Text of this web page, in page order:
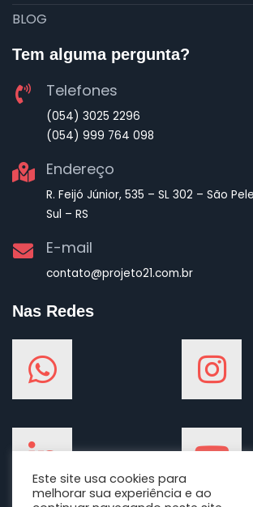
BLOG
Tem alguma pergunta?
Telefones
(054) 3025 2296
(054) 999 764 098
Endereço
R. Feijó Júnior, 535 – SL 302 – São
Sul – RS
E-mail
contato@projeto21.com.br
Nas Redes
Este site usa cookies para
melhorar sua experiência e ao